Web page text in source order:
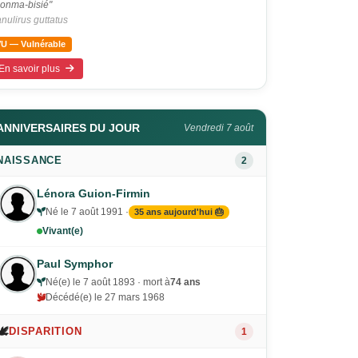
bisié"
guttatus
— Vulnérable
En savoir plus
DU JOUR Vendredi 7 août
2
Lénora Guion-Firmin
Né le 7 août 1991 · 35 ans aujourd'hui 🎂
Vivant(e)
Paul Symphor
Né(e) le 7 août 1893 · mort à74 ans
Décédé(e) le 27 mars 1968
DISPARITION 1